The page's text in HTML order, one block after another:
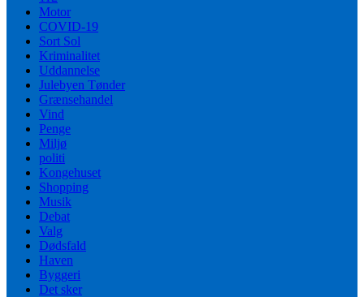
Motor
COVID-19
Sort Sol
Kriminalitet
Uddannelse
Julebyen Tønder
Grænsehandel
Vind
Penge
Miljø
politi
Kongehuset
Shopping
Musik
Debat
Valg
Dødsfald
Haven
Byggeri
Det sker